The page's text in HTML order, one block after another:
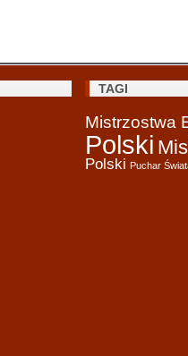
TAGI
Mistrzostwa
Polski
Polski Puchar